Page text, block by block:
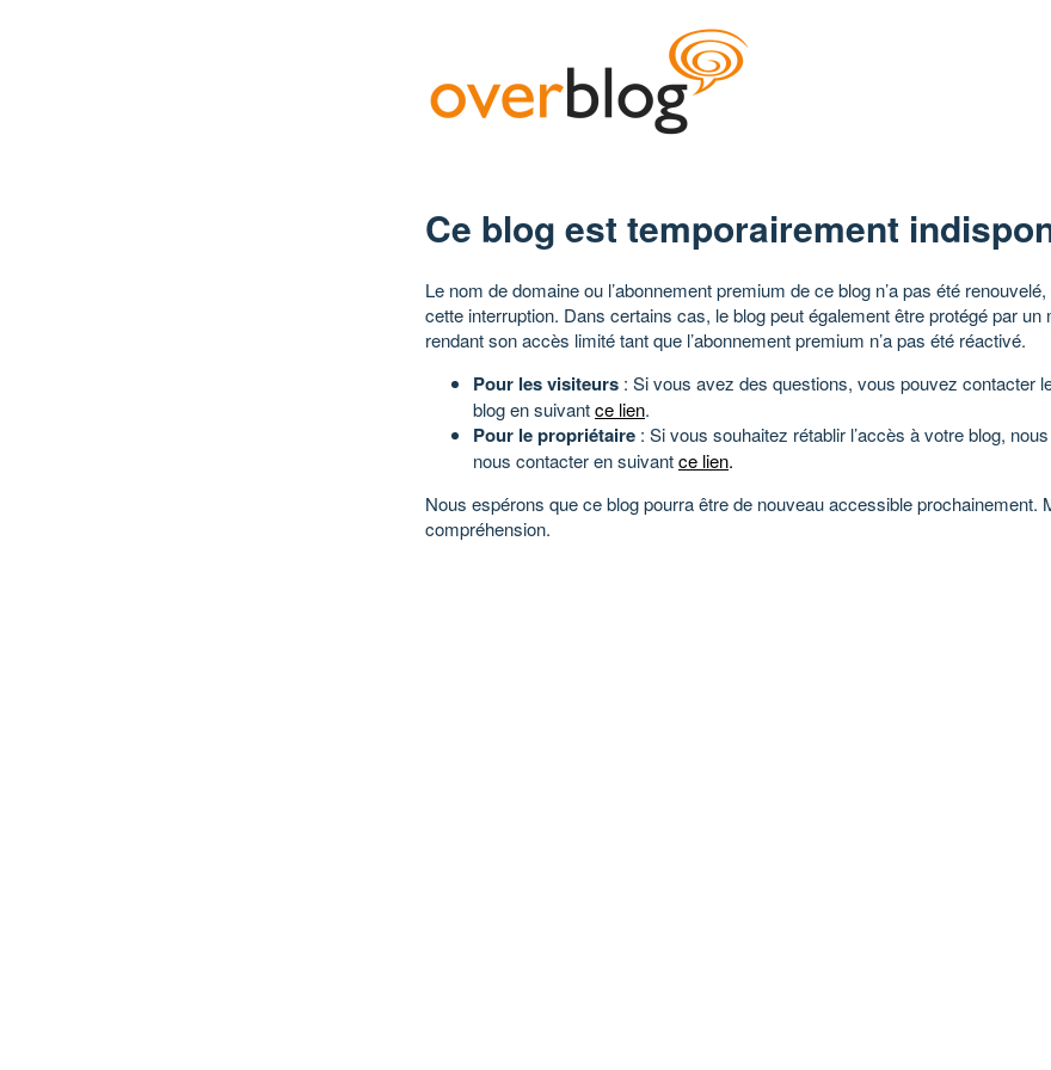
Ce blog est temporairement
Le nom de domaine ou l’abonnement premium de ce blog n’a pas été
cette interruption. Dans certains cas, le blog peut également être protégé par un
rendant son accès limité tant que l’abonnement premium n’a pas été réactivé.
Pour les visiteurs : Si vous avez des questions, vous pouvez contacter
blog en suivantce lien.
Pour le propriétaire : Si vous souhaitez rétablir l’accès à votre blog,
nous contacter en suivantce lien.
Nous espérons que ce blog pourra être de nouveau accessible prochainement.
compréhension.